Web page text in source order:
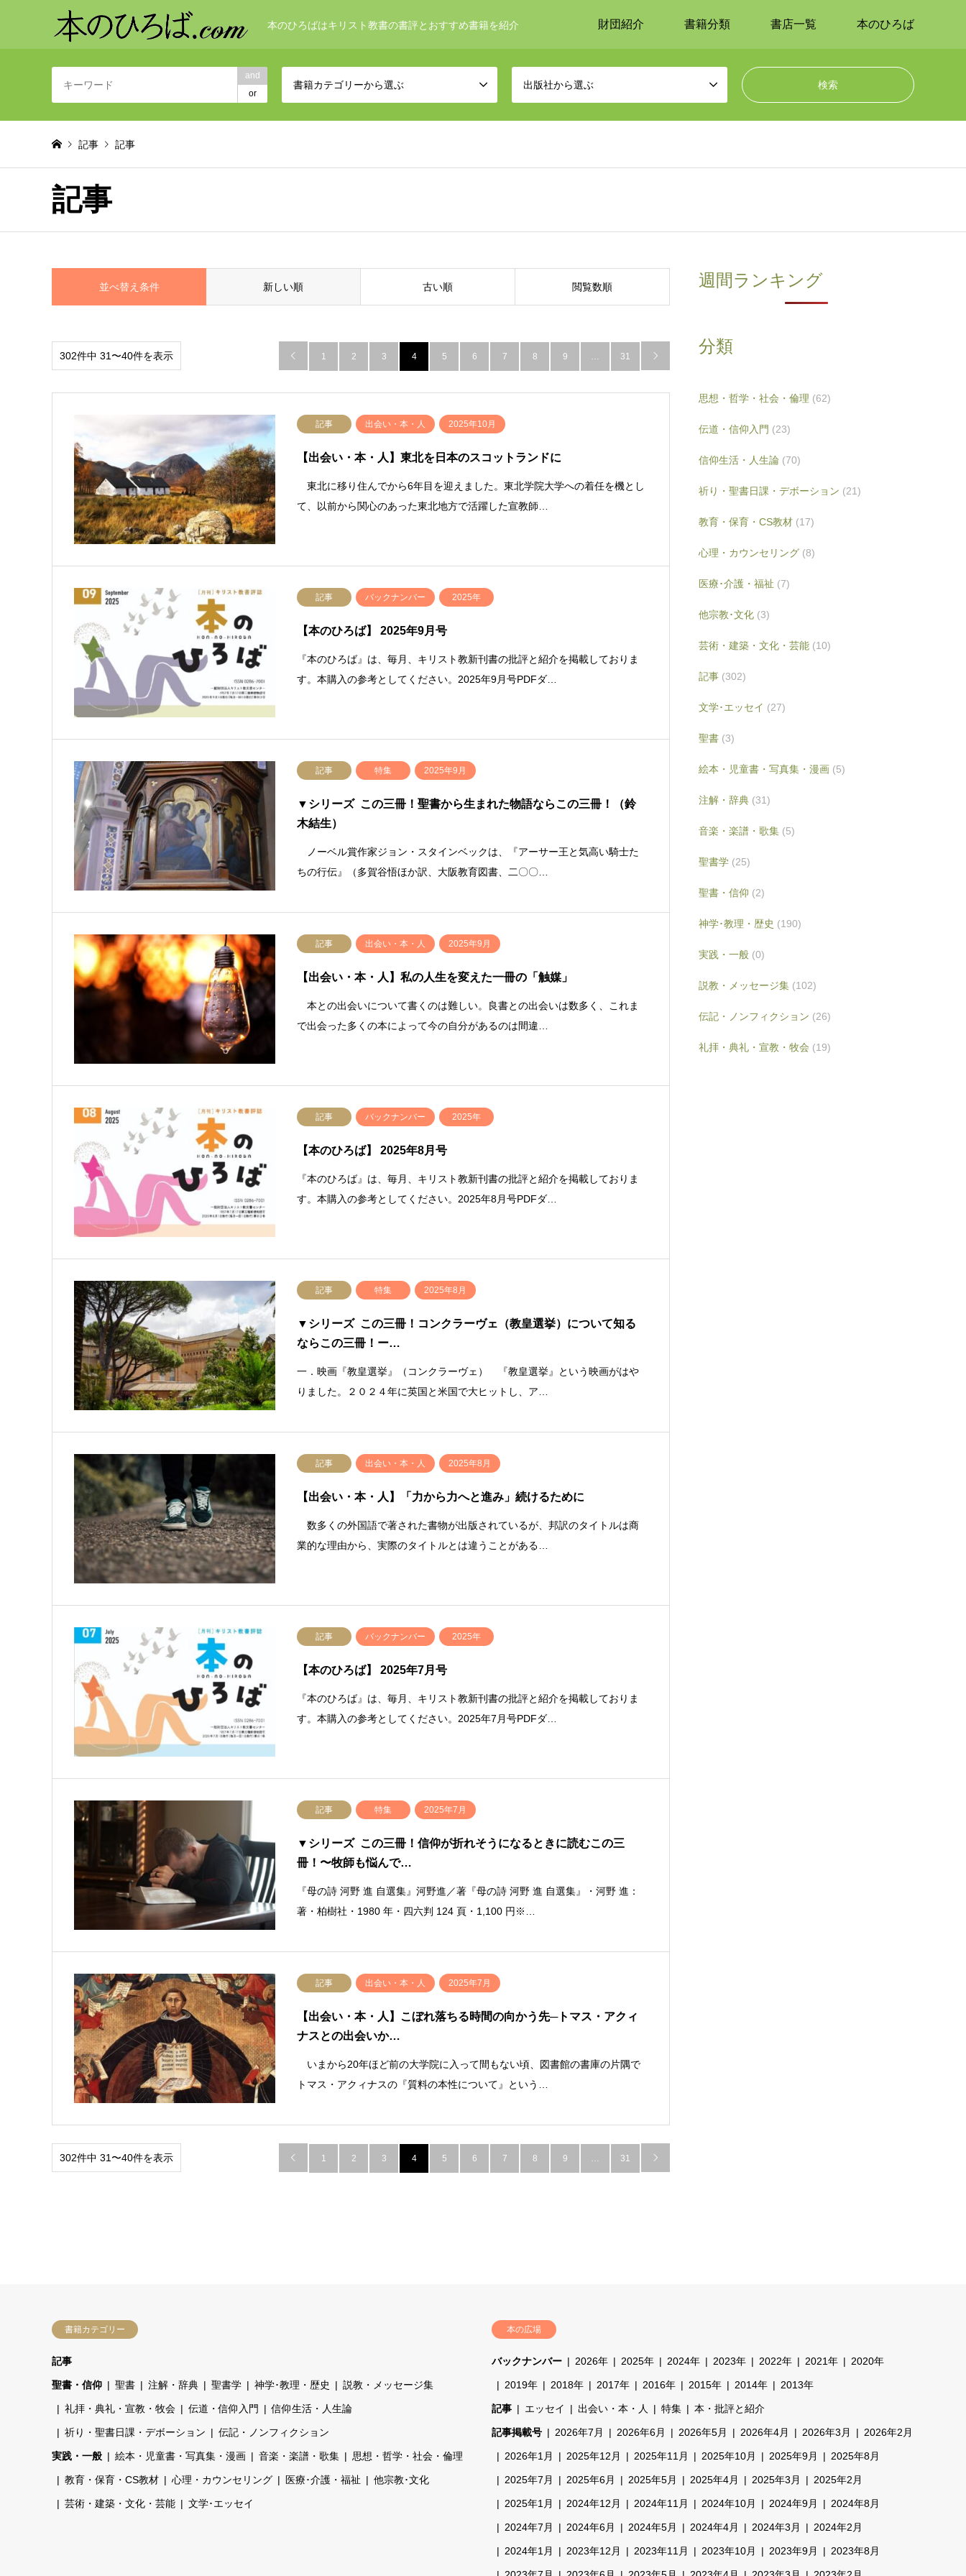
本のひろばはキリスト教書の書評とおすすめ書籍を紹介 財団紹介 書籍分類 書店一覧 本のひろば
and
or
書籍カテゴリーから選ぶ 出版社から選ぶ
記事 記事
記事
並べ替え条件 新しい順 古い順 閲覧数順
302件中 31〜40件を表示  1 2 3 4 5 6 7 8 9 … 31 
記事 出会い・本・人 2025年10月
【出会い・本・人】東北を日本のスコットランドに
東北に移り住んでから6年目を迎えました。東北学院大学への着任を機とし
て、以前から関心のあった東北地方で活躍した宣教師…
記事 バックナンバー 2025年
【本のひろば】 2025年9月号
『本のひろば』は、毎月、キリスト教新刊書の批評と紹介を掲載しておりま
す。本購入の参考としてください。2025年9月号PDFダ…
記事 特集 2025年9月
▼シリーズ この三冊！聖書から生まれた物語ならこの三冊！（鈴
木結生）
ノーベル賞作家ジョン・スタインベックは、『アーサー王と気高い騎士た
ちの行伝』（多賀谷悟ほか訳、大阪教育図書、二〇〇…
記事 出会い・本・人 2025年9月
【出会い・本・人】私の人生を変えた一冊の「触媒」
本との出会いについて書くのは難しい。良書との出会いは数多く、これま
で出会った多くの本によって今の自分があるのは間違…
記事 バックナンバー 2025年
【本のひろば】 2025年8月号
『本のひろば』は、毎月、キリスト教新刊書の批評と紹介を掲載しておりま
す。本購入の参考としてください。2025年8月号PDFダ…
記事 特集 2025年8月
▼シリーズ この三冊！コンクラーヴェ（教皇選挙）について知る
ならこの三冊！ー…
一．映画『教皇選挙』（コンクラーヴェ） 『教皇選挙』という映画がはや
りました。２０２４年に英国と米国で大ヒットし、ア…
記事 出会い・本・人 2025年8月
【出会い・本・人】「力から力へと進み」続けるために
数多くの外国語で著された書物が出版されているが、邦訳のタイトルは商
業的な理由から、実際のタイトルとは違うことがある…
記事 バックナンバー 2025年
【本のひろば】 2025年7月号
『本のひろば』は、毎月、キリスト教新刊書の批評と紹介を掲載しておりま
す。本購入の参考としてください。2025年7月号PDFダ…
記事 特集 2025年7月
▼シリーズ この三冊！信仰が折れそうになるときに読むこの三
冊！〜牧師も悩んで…
『母の詩 河野 進 自選集』河野進／著『母の詩 河野 進 自選集』・河野 進：
著・柏樹社・1980 年・四六判 124 頁・1,100 円※…
記事 出会い・本・人 2025年7月
【出会い・本・人】こぼれ落ちる時間の向かう先─トマス・アクィ
ナスとの出会いか…
いまから20年ほど前の大学院に入って間もない頃、図書館の書庫の片隅で
トマス・アクィナスの『質料の本性について』という…
302件中 31〜40件を表示  1 2 3 4 5 6 7 8 9 … 31 
週間ランキング
分類
思想・哲学・社会・倫理 (62)
伝道・信仰入門 (23)
信仰生活・人生論 (70)
祈り・聖書日課・デボーション (21)
教育・保育・CS教材 (17)
心理・カウンセリング (8)
医療･介護・福祉 (7)
他宗教･文化 (3)
芸術・建築・文化・芸能 (10)
記事 (302)
文学･エッセイ (27)
聖書 (3)
絵本・児童書・写真集・漫画 (5)
注解・辞典 (31)
音楽・楽譜・歌集 (5)
聖書学 (25)
聖書・信仰 (2)
神学･教理・歴史 (190)
実践・一般 (0)
説教・メッセージ集 (102)
伝記・ノンフィクション (26)
礼拝・典礼・宣教・牧会 (19)
書籍カテゴリー
記事
聖書・信仰 聖書 注解・辞典 聖書学 神学･教理・歴史 説教・メッセージ集
礼拝・典礼・宣教・牧会 伝道・信仰入門 信仰生活・人生論
祈り・聖書日課・デボーション 伝記・ノンフィクション
実践・一般 絵本・児童書・写真集・漫画 音楽・楽譜・歌集 思想・哲学・社会・倫理
教育・保育・CS教材 心理・カウンセリング 医療･介護・福祉 他宗教･文化
芸術・建築・文化・芸能 文学･エッセイ
本の広場
バックナンバー 2026年 2025年 2024年 2023年 2022年 2021年 2020年
2019年 2018年 2017年 2016年 2015年 2014年 2013年
記事 エッセイ 出会い・本・人 特集 本・批評と紹介
記事掲載号 2026年7月 2026年6月 2026年5月 2026年4月 2026年3月 2026年2月
2026年1月 2025年12月 2025年11月 2025年10月 2025年9月 2025年8月
2025年7月 2025年6月 2025年5月 2025年4月 2025年3月 2025年2月
2025年1月 2024年12月 2024年11月 2024年10月 2024年9月 2024年8月
2024年7月 2024年6月 2024年5月 2024年4月 2024年3月 2024年2月
2024年1月 2023年12月 2023年11月 2023年10月 2023年9月 2023年8月